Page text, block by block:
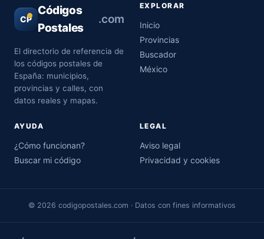
CP
Códigos
Postales
.com
El directorio de referencia de
los códigos postales de
España: municipios,
provincias y calles, con
datos reales y mapas.
EXPLORAR
Inicio
Provincias
Buscador
México
AYUDA
¿Cómo funcionan?
Buscar mi código
LEGAL
Aviso legal
Privacidad y cookies
© 2026 codigopostales.com · Datos con fines informativos